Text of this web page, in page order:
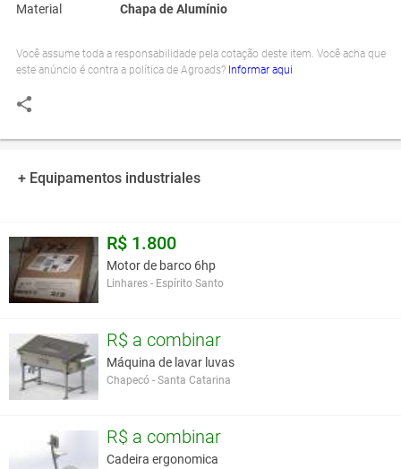
Material
Chapa de Alumínio
Você assume toda a responsabilidade pela cotação deste item. Você acha que
este anúncio é contra a política de Agroads? Informar aqui
+ Equipamentos industriales
R$ 1.800
Motor de barco 6hp
Linhares - Espírito Santo
R$ a combinar
Máquina de lavar luvas
Chapecó - Santa Catarina
R$ a combinar
Cadeira ergonomica